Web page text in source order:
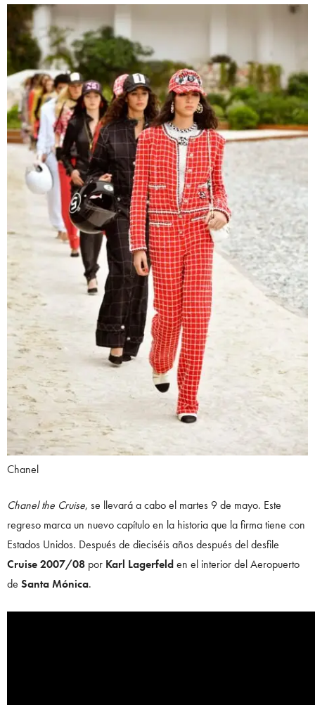
Chanel
Chanel the Cruise, se llevará a cabo el martes 9 de mayo. Este
regreso marca un nuevo capítulo en la historia que la firma tiene con
Estados Unidos. Después de dieciséis años después del desfile
Cruise 2007/08 por Karl Lagerfelden el interior del Aeropuerto
de Santa Mónica.